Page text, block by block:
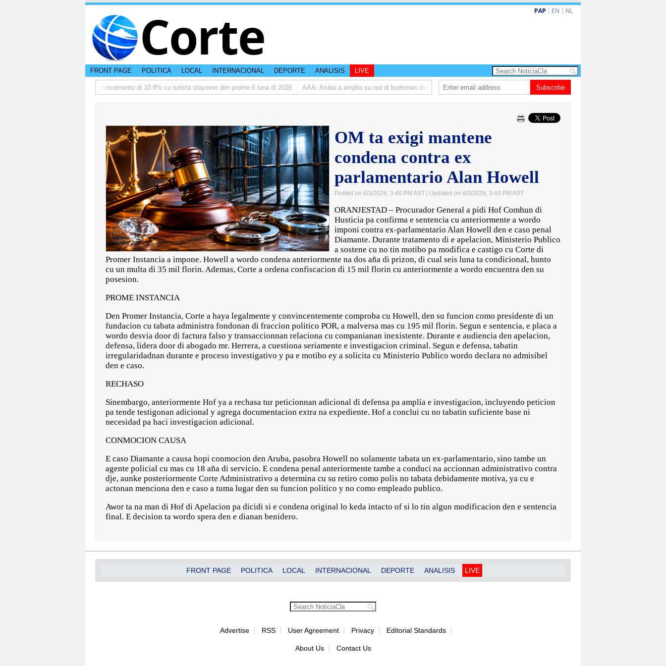
Corte PAP | EN | NL
FRONT PAGE POLITICA LOCAL INTERNACIONAL DEPORTE ANALISIS LIVE
TTW:Aruba ta registra crecemento di 10.9% cu turista stayover den prome 6 luna di 2026 AAA: Aruba a amplia su red di buelonan den 2025 Dos siman mas pa decision cay den caso di e-steps
Subscribe
OM ta exigi mantene
condena contra ex
parlamentario Alan Howell
Posted on 6/3/2026, 3:40 PM AST | Updated on 6/3/2026, 3:43 PM AST
ORANJESTAD – Procurador General a pidi Hof Comhun di
Husticia pa confirma e sentencia cu anteriormente a wordo
imponi contra ex-parlamentario Alan Howell den e caso penal
Diamante. Durante tratamento di e apelacion, Ministerio Publico
a sostene cu no tin motibo pa modifica e castigo cu Corte di
Promer Instancia a impone. Howell a wordo condena anteriormente na dos aña di prizon, di cual seis luna ta condicional, hunto
cu un multa di 35 mil florin. Ademas, Corte a ordena confiscacion di 15 mil florin cu anteriormente a wordo encuentra den su
posesion.
PROME INSTANCIA
Den Promer Instancia, Corte a haya legalmente y convincentemente comproba cu Howell, den su funcion como presidente di un
fundacion cu tabata administra fondonan di fraccion politico POR, a malversa mas cu 195 mil florin. Segun e sentencia, e placa a
wordo desvia door di factura falso y transaccionnan relaciona cu companianan inexistente. Durante e audiencia den apelacion,
defensa, lidera door di abogado mr. Herrera, a cuestiona seriamente e investigacion criminal. Segun e defensa, tabatin
irregularidadnan durante e proceso investigativo y pa e motibo ey a solicita cu Ministerio Publico wordo declara no admisibel
den e caso.
RECHASO
Sinembargo, anteriormente Hof ya a rechasa tur peticionnan adicional di defensa pa amplia e investigacion, incluyendo peticion
pa tende testigonan adicional y agrega documentacion extra na expediente. Hof a conclui cu no tabatin suficiente base ni
necesidad pa haci investigacion adicional.
CONMOCION CAUSA
E caso Diamante a causa hopi conmocion den Aruba, pasobra Howell no solamente tabata un ex-parlamentario, sino tambe un
agente policial cu mas cu 18 aña di servicio. E condena penal anteriormente tambe a conduci na accionnan administrativo contra
dje, aunke posteriormente Corte Administrativo a determina cu su retiro como polis no tabata debidamente motiva, ya cu e
actonan menciona den e caso a tuma lugar den su funcion politico y no como empleado publico.
Awor ta na man di Hof di Apelacion pa dicidi si e condena original lo keda intacto of si lo tin algun modificacion den e sentencia
final. E decision ta wordo spera den e dianan benidero.
FRONT PAGE POLITICA LOCAL INTERNACIONAL DEPORTE ANALISIS LIVE
Advertise RSS User Agreement Privacy Editorial Standards
About Us Contact Us